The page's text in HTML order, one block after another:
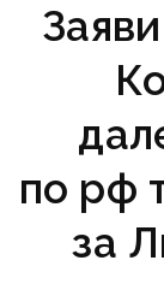
по рф
за